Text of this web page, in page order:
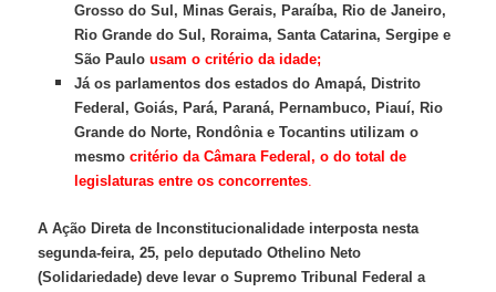
Grosso do Sul, Minas Gerais, Paraíba, Rio de Janeiro,
Rio Grande do Sul, Roraima, Santa Catarina, Sergipe e
São Paulo usam o critério da idade;
Já os parlamentos dos estados do Amapá, Distrito
Federal, Goiás, Pará, Paraná, Pernambuco, Piauí, Rio
Grande do Norte, Rondônia e Tocantins utilizam o
mesmo critério da Câmara Federal, o do total de
legislaturas entre os concorrentes.
A Ação Direta de Inconstitucionalidade interposta nesta
segunda-feira, 25, pelo deputado Othelino Neto
(Solidariedade) deve levar o Supremo Tribunal Federal a